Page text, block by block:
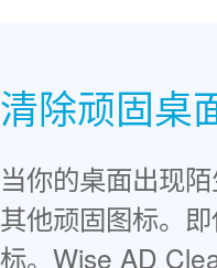
清除顽固桌
当你的桌面出现
其他顽固图标。
标。Wise AD